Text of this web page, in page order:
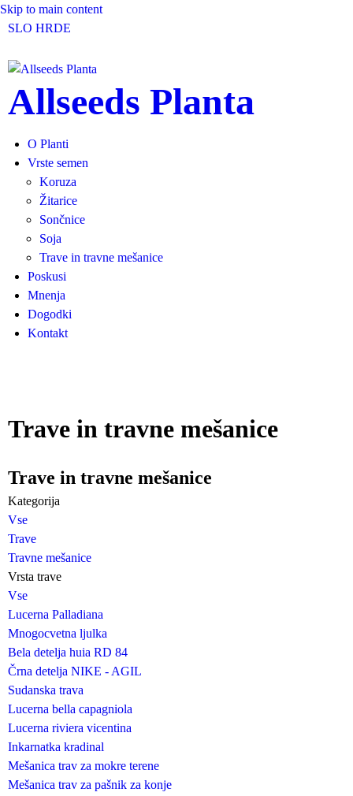
Skip to main content
SLO HRDE
Allseeds Planta
O Planti
Vrste semen
Koruza
Žitarice
Sončnice
Soja
Trave in travne mešanice
Poskusi
Mnenja
Dogodki
Kontakt
Trave in travne mešanice
Trave in travne mešanice
Kategorija
Vse
Trave
Travne mešanice
Vrsta trave
Vse
Lucerna Palladiana
Mnogocvetna ljulka
Bela detelja huia RD 84
Črna detelja NIKE - AGIL
Sudanska trava
Lucerna bella capagniola
Lucerna riviera vicentina
Inkarnatka kradinal
Mešanica trav za mokre terene
Mešanica trav za pašnik za konje